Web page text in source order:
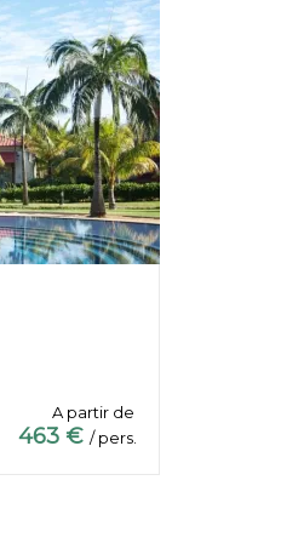
A partir de
463 € / pers.